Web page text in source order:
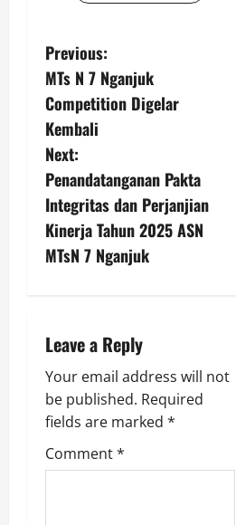
P
o
s
t
n
a
g
a
t
i
Previous:
MTs N 7 Nganjuk
Competition Digelar
Kembali
Next:
Penandatanganan Pakta
Integritas dan Perjanjian
Kinerja Tahun 2025 ASN
MTsN 7 Nganjuk
Leave a Reply
Your email address will not
be published. Required
fields are marked *
Comment*